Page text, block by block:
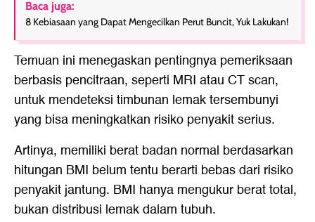
Baca juga:
8 Kebiasaan yang Dapat Mengecilkan Perut Buncit, Yuk Lakukan!
Temuan ini menegaskan pentingnya pemeriksaan
berbasis pencitraan, seperti MRI atau CT scan,
untuk mendeteksi timbunan lemak tersembunyi
yang bisa meningkatkan risiko penyakit serius.
Artinya, memiliki berat badan normal berdasarkan
hitungan BMI belum tentu berarti bebas dari risiko
penyakit jantung. BMI hanya mengukur berat total,
bukan distribusi lemak dalam tubuh.